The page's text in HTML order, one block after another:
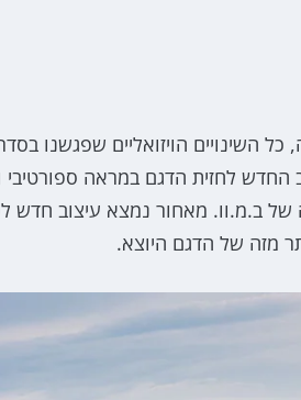
לחזית הדגם במראה ספורטיבי
ב.מ.וו. מאחור נמצא עיצוב חדש
מזה של הדגם היוצא.